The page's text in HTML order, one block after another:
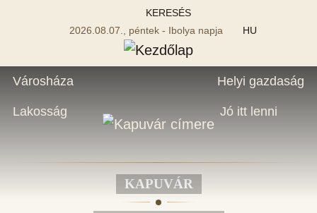
KERESÉS
2026.08.07., péntek - Ibolya napja
HU
Városháza
Lakosság
Helyi gazdaság
Jó itt lenni
KAPUVÁR